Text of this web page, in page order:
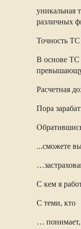
уникальная
различных
Точность ТС
В основе ТС
Расчетная
Пора
...сможете
С кем я
С теми, кто
… понимает,